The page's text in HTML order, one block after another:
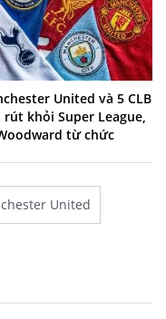
United và 5 CLB
rút khỏi Super League,
từ chức
United